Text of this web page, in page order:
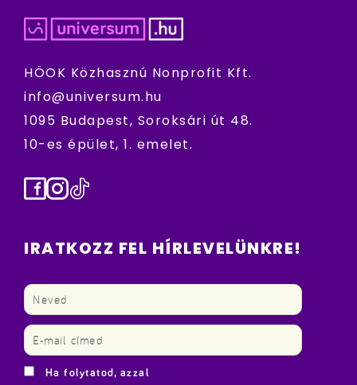
HÖOK Közhasznú Nonprofit Kft.
info@universum.hu
1095 Budapest, Soroksári út 48.
10-es épület, 1. emelet.
Facebook
Instagram
TikTok
IRATKOZZ FEL HÍRLEVELÜNKRE!
Ha folytatod, azzal